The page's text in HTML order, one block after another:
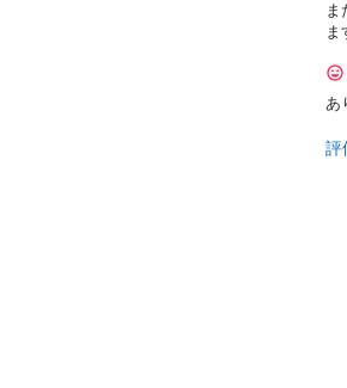
ま
ま
あ
評